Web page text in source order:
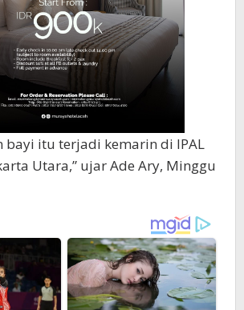
bayi itu terjadi kemarin di IPAL
Utara,” ujar Ade Ary, Minggu